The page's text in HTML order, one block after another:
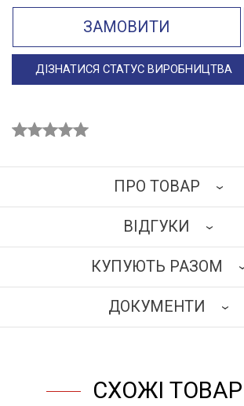
ЗАМОВИТИ
ДІЗНАТИСЯ СТАТУС ВИРОБНИЦТВА
ПРО ТОВАР
Каркас виготовлений із
алюмінієвого профілю перетином
Наповнення: ламінована деревинно-
ВІДГУКИ
НАПИСАТИ ВІДГУК
КУПУЮТЬ РАЗОМ
ДОКУМЕНТИ
СХОЖІ